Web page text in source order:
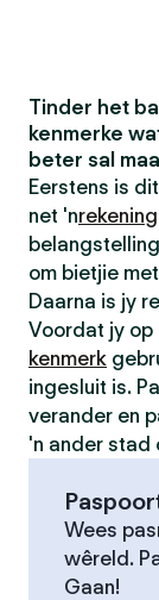
Tinder het
kenmerke
beter sal
Eerstens is
net 'nrekening
om bietjie
Daarna is jy
Voordat jy op
kenmerk
ingesluit is.
verander en
'n ander stad
Wees
wêreld.
Gaan!